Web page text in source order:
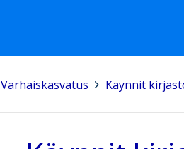
Varhaiskasvatus Käynnit